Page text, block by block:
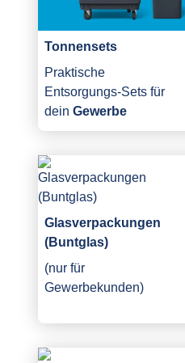
Tonnensets
Praktische
Entsorgungs-Sets für
dein Gewerbe
Glasverpackungen
(Buntglas)
(nur für
Gewerbekunden)